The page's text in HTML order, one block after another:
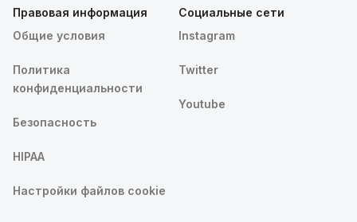
Правовая информация
Общие условия
Политика
конфиденциальности
Безопасность
HIPAA
Настройки файлов cookie
Социальные сети
Instagram
Twitter
Youtube